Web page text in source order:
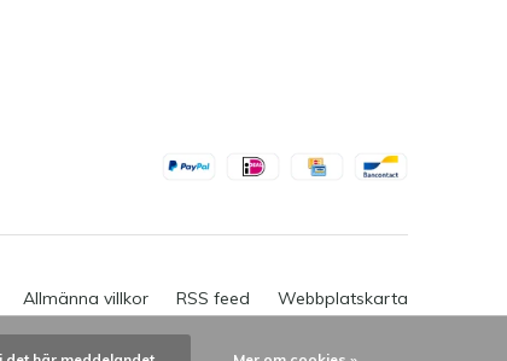
Allmänna villkor RSS feed Webbplatskarta